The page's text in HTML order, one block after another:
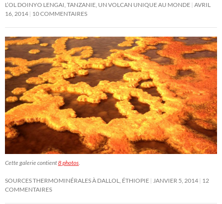
L’OL DOINYO LENGAI, TANZANIE, UN VOLCAN UNIQUE AU MONDE AVRIL
16, 2014 10 COMMENTAIRES
Cette galerie contient8 photos
SOURCES THERMOMINÉRALES À DALLOL, ÉTHIOPIE JANVIER 5, 2014 12
COMMENTAIRES